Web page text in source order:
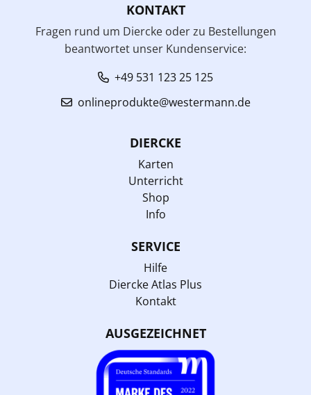
KONTAKT
Fragen rund um Diercke oder zu Bestellungen
beantwortet unser Kundenservice:
+49 531 123 25 125
onlineprodukte@westermann.de
DIERCKE
Karten
Unterricht
Shop
Info
SERVICE
Hilfe
Diercke Atlas Plus
Kontakt
AUSGEZEICHNET